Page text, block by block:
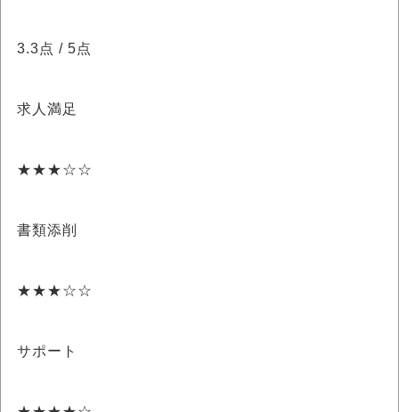
3.3点 / 5点
求人満足
★★★☆☆
書類添削
★★★☆☆
サポート